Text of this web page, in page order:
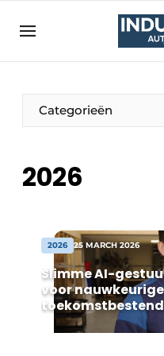
Aanmelden
Bedrijven
Bedrijven
Direct contact
Evenement
Home
Meest gelezen
Nieuwsbrief
Categorieën
2026
2026 25 MARCH 2026
Slimme AI-
voor